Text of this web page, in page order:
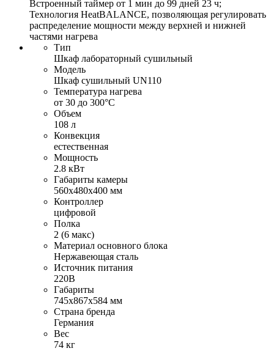
Встроенный таймер от 1 мин до 99 дней 23 ч;
Технология HeatBALANCE, позволяющая регулировать
распределение мощности между верхней и нижней
частями нагрева
Тип
Шкаф лабораторный сушильный
Модель
Шкаф сушильный UN110
Температура нагрева
от 30 до 300°С
Объем
108 л
Конвекция
естественная
Мощность
2.8 кВт
Габариты камеры
560х480х400 мм
Контроллер
цифровой
Полка
2 (6 макс)
Материал основного блока
Нержавеющая сталь
Источник питания
220В
Габариты
745х867х584 мм
Страна бренда
Германия
Вес
74 кг